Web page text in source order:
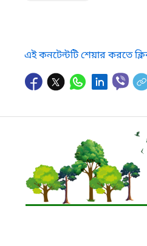
এই কনটেন্টটি শেয়ার করতে